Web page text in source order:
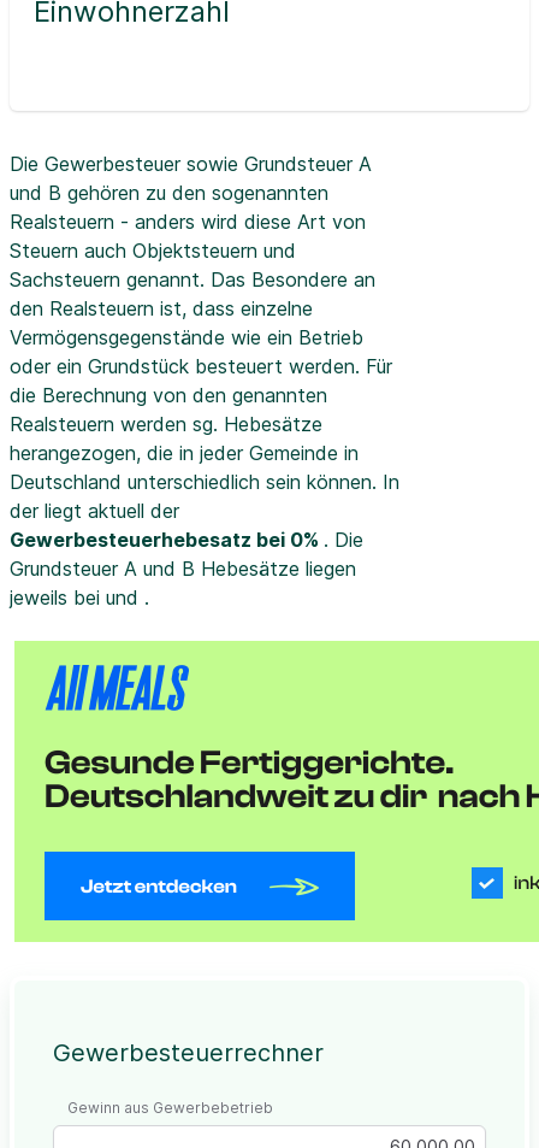
Einwohnerzahl
Die Gewerbesteuer sowie Grundsteuer A
und B gehören zu den sogenannten
Realsteuern - anders wird diese Art von
Steuern auch Objektsteuern und
Sachsteuern genannt. Das Besondere an
den Realsteuern ist, dass einzelne
Vermögensgegenstände wie ein Betrieb
oder ein Grundstück besteuert werden. Für
die Berechnung von den genannten
Realsteuern werden sg. Hebesätze
herangezogen, die in jeder Gemeinde in
Deutschland unterschiedlich sein können. In
der liegt aktuell der
Gewerbesteuerhebesatz bei 0% . Die
Grundsteuer A und B Hebesätze liegen
jeweils bei und .
Gewerbesteuerrechner
Gewinn aus Gewerbebetrieb